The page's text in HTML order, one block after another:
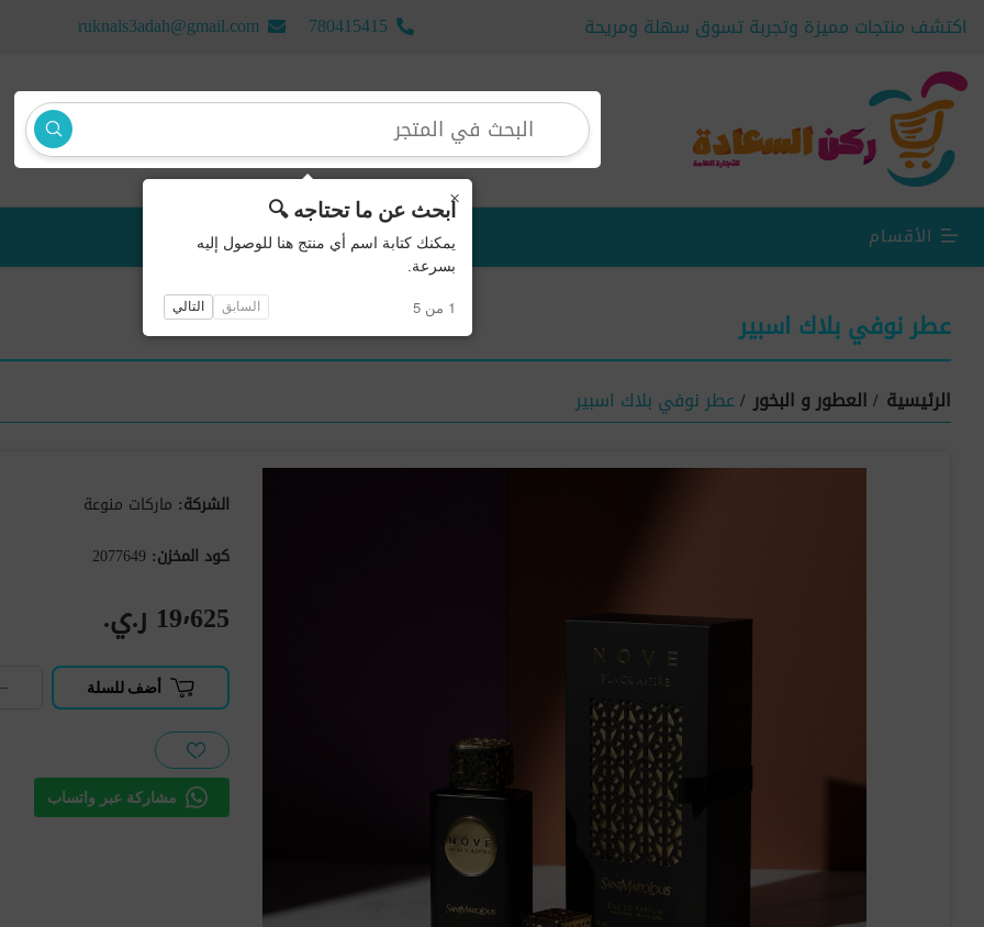
اكتشف منتجات مميزة وتجربة تسوق سهلة ومريحة 780415415
ruknals3adah@gmail.com
الأقسام منتجات جديدة
عطر نوفي بلاك اسبير
الرئيسية /العطور و البخور /عطر نوفي بلاك اسبير
الشركة: ماركات منوعة
كود المخزن: 2077649
19٬625 ر.ي.‏
أضف للسلة
مشاركة عبر واتساب
×ابحث عن ما تحتاجه 🔍
يمكنك كتابة اسم أي منتج هنا للوصول إليه
بسرعة.
1 من 5 السابق التالي